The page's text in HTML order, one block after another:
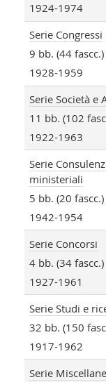
1924-1974
Serie Congressi
9 bb. (44 fascc.)
1928-1959
Serie Società e
11 bb. (102
1922-1963
Serie
ministeriali
5 bb. (20 fascc.)
1942-1954
Serie Concorsi
4 bb. (34 fascc.)
1927-1961
Serie Studi e
32 bb. (150
1917-1962
Serie